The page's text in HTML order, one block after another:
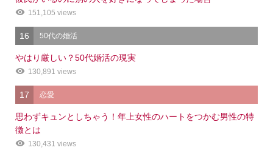
151,105 views
16 50代の婚活
やはり厳しい？50代婚活の現実
130,891 views
17 恋愛
思わずキュンとしちゃう！年上女性のハートをつかむ男性の特
徴とは
130,431 views